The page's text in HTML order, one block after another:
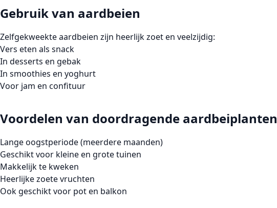
Gebruik van aardbeien
Zelfgekweekte aardbeien zijn heerlijk zoet en veelzijdig:
Vers eten als snack
In desserts en gebak
In smoothies en yoghurt
Voor jam en confituur
Voordelen van doordragende aardbeiplanten
Lange oogstperiode (meerdere maanden)
Geschikt voor kleine en grote tuinen
Makkelijk te kweken
Heerlijke zoete vruchten
Ook geschikt voor pot en balkon